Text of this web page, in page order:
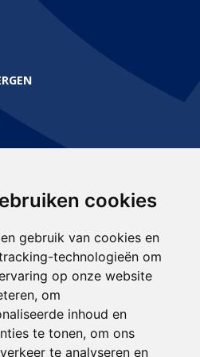
cookies
gebruik van cookies en
technologieën om
op onze website
om
inhoud en
te tonen, om ons
te analyseren en
PARALLEL